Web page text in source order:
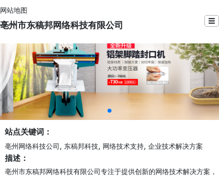
网站地图
亳州市东稿邦网络科技有限公司 ☰
站点关键词：
亳州网络科技公司, 东稿邦科技, 网络技术支持, 企业技术解决方案
描述：
亳州市东稿邦网络科技有限公司专注于提供创新的网络技术解决方案，